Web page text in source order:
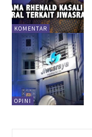
KOMENTAR
OPINI